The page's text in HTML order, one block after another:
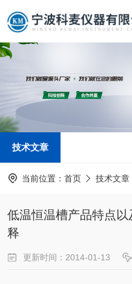
技术文章
当前位置： 首页 技术文章
低温恒温槽产品特点以
释
更新时间：2014-01-13